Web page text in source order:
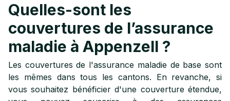
Quelles-sont les
couvertures de l’assurance
maladie à Appenzell ?
Les couvertures de l'assurance maladie de base sont
les mêmes dans tous les cantons. En revanche, si
vous souhaitez bénéficier d'une couverture étendue,